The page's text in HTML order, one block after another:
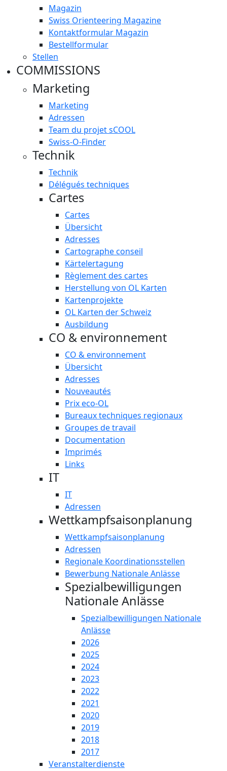
Magazin
Swiss Orienteering Magazine
Kontaktformular Magazin
Bestellformular
Stellen
COMMISSIONS
Marketing
Marketing
Adressen
Team du projet sCOOL
Swiss-O-Finder
Technik
Technik
Délégués techniques
Cartes
Cartes
Übersicht
Adresses
Cartographe conseil
Kärtelertagung
Règlement des cartes
Herstellung von OL Karten
Kartenprojekte
OL Karten der Schweiz
Ausbildung
CO & environnement
CO & environnement
Übersicht
Adresses
Nouveautés
Prix eco-OL
Bureaux techniques regionaux
Groupes de travail
Documentation
Imprimés
Links
IT
IT
Adressen
Wettkampfsaisonplanung
Wettkampfsaisonplanung
Adressen
Regionale Koordinationsstellen
Bewerbung Nationale Anlässe
Spezialbewilligungen
Nationale Anlässe
Spezialbewilligungen Nationale
Anlässe
2026
2025
2024
2023
2022
2021
2020
2019
2018
2017
Veranstalterdienste